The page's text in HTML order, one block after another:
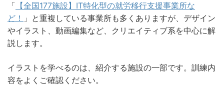
「 【全国177施設】IT特化型の就労移行支援事業所な
ど！
」と重複している事業所も多くありますが、デザイン
やイラスト、動画編集など、クリエイティブ系を中心に解
説します。
イラストを学べるのは、紹介する施設の一部です。訓練内
容をよくご確認ください。